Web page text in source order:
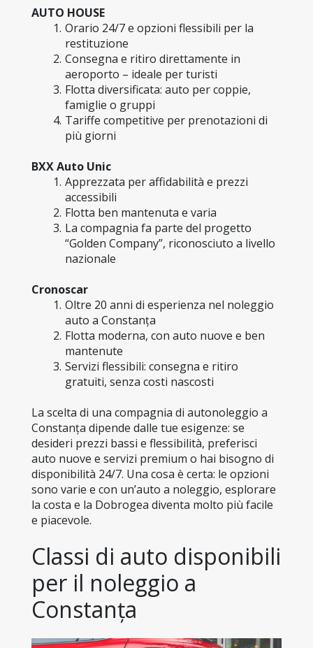
AUTO HOUSE
Orario 24/7 e opzioni flessibili per la
restituzione
Consegna e ritiro direttamente in
aeroporto – ideale per turisti
Flotta diversificata: auto per coppie,
famiglie o gruppi
Tariffe competitive per prenotazioni di
più giorni
BXX Auto Unic
Apprezzata per affidabilità e prezzi
accessibili
Flotta ben mantenuta e varia
La compagnia fa parte del progetto
“Golden Company”, riconosciuto a livello
nazionale
Cronoscar
Oltre 20 anni di esperienza nel noleggio
auto a Constanța
Flotta moderna, con auto nuove e ben
mantenute
Servizi flessibili: consegna e ritiro
gratuiti, senza costi nascosti
La scelta di una compagnia di autonoleggio a
Constanța dipende dalle tue esigenze: se
desideri prezzi bassi e flessibilità, preferisci
auto nuove e servizi premium o hai bisogno di
disponibilità 24/7. Una cosa è certa: le opzioni
sono varie e con un’auto a noleggio, esplorare
la costa e la Dobrogea diventa molto più facile
e piacevole.
Classi di auto disponibili
per il noleggio a
Constanța